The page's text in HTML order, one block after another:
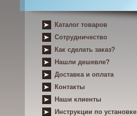
Каталог товаров
Сотрудничество
Как сделать заказ?
Нашли дешевле?
Доставка и оплата
Контакты
Наши клиенты
Инструкции по установке